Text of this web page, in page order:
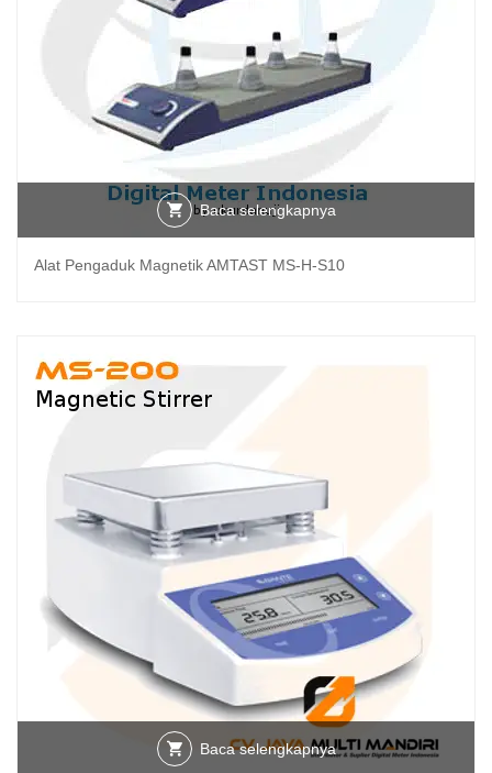
Baca selengkapnya
Alat Pengaduk Magnetik AMTAST MS-H-S10
Baca selengkapnya